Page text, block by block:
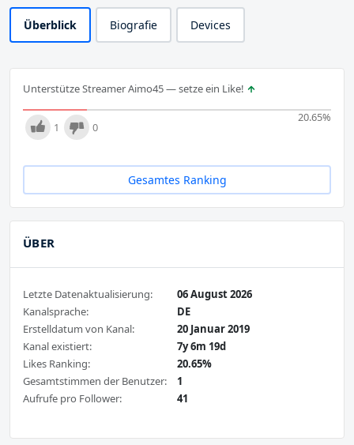
Überblick Biografie Devices
Unterstütze Streamer Aimo45 — setze ein Like!
20.65%
1 0
Gesamtes Ranking
ÜBER
Letzte Datenaktualisierung:
06 August 2026
Kanalsprache:
DE
Erstelldatum von Kanal:
20 Januar 2019
Kanal existiert:
7y 6m 19d
Likes Ranking:
20.65%
Gesamtstimmen der Benutzer:
1
Aufrufe pro Follower:
41